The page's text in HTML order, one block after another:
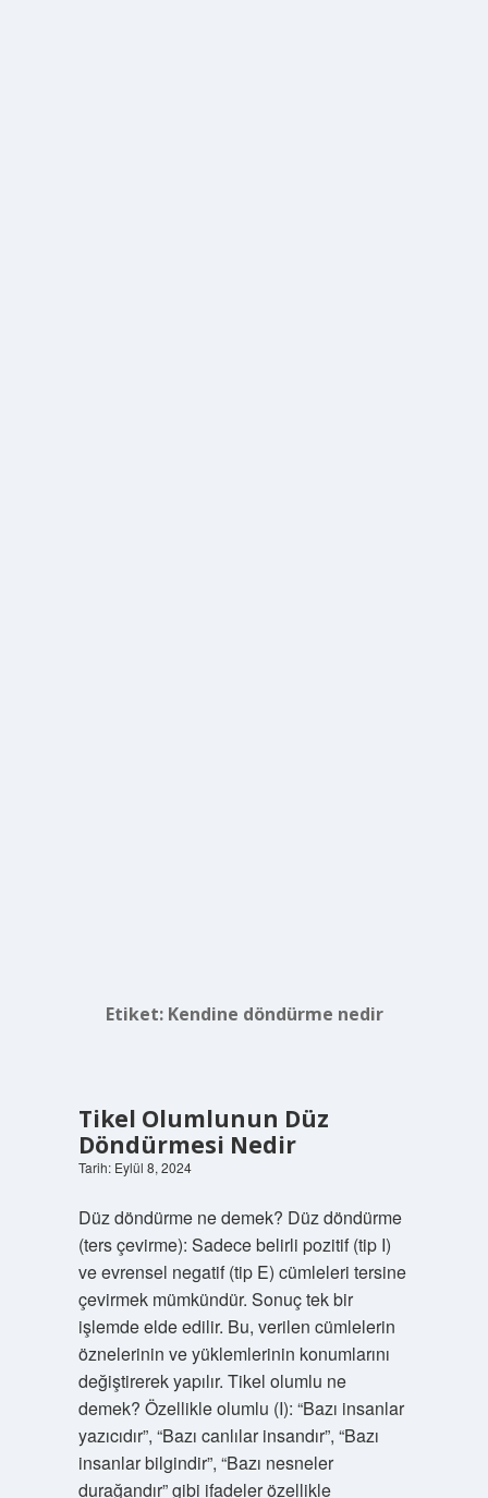
Etiket: Kendine döndürme nedir
Tikel Olumlunun Düz
Döndürmesi Nedir
Tarih: Eylül 8, 2024
Düz döndürme ne demek? Düz döndürme
(ters çevirme): Sadece belirli pozitif (tip I)
ve evrensel negatif (tip E) cümleleri tersine
çevirmek mümkündür. Sonuç tek bir
işlemde elde edilir. Bu, verilen cümlelerin
öznelerinin ve yüklemlerinin konumlarını
değiştirerek yapılır. Tikel olumlu ne
demek? Özellikle olumlu (I): “Bazı insanlar
yazıcıdır”, “Bazı canlılar insandır”, “Bazı
insanlar bilgindir”, “Bazı nesneler
durağandır” gibi ifadeler özellikle